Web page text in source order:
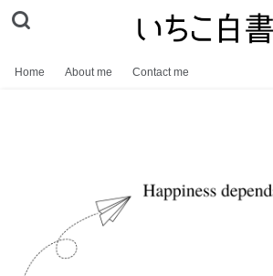
Home About me Contact me